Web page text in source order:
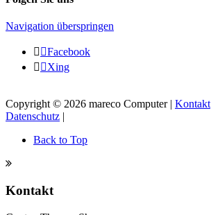
Navigation überspringen
Facebook
Xing
Copyright © 2026 mareco Computer | Kontakt
Datenschutz |
Back to Top
Kontakt